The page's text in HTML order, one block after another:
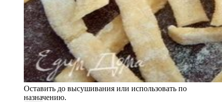
Оставить до высушивания или использовать по
назначению.